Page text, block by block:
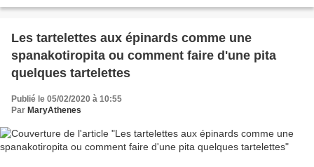
Les tartelettes aux épinards comme une
spanakotiropita ou comment faire d'une pita
quelques tartelettes
Publié le 05/02/2020 à 10:55
Par MaryAthenes